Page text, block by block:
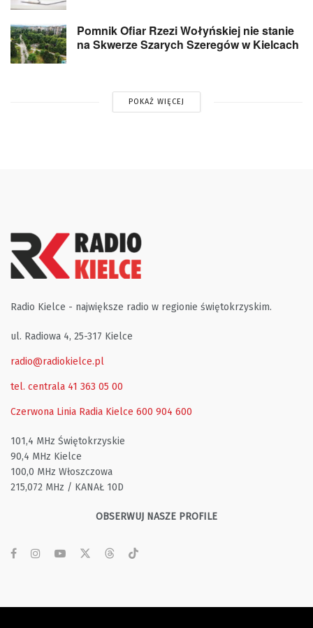
Pomnik Ofiar Rzezi Wołyńskiej nie stanie
na Skwerze Szarych Szeregów w Kielcach
POKAŻ WIĘCEJ
Radio Kielce - największe radio w regionie świętokrzyskim.
ul. Radiowa 4, 25-317 Kielce
radio@radiokielce.pl
tel. centrala 41 363 05 00
Czerwona Linia Radia Kielce 600 904 600
101,4 MHz Świętokrzyskie
90,4 MHz Kielce
100,0 MHz Włoszczowa
215,072 MHz / KANAŁ 10D
OBSERWUJ NASZE PROFILE